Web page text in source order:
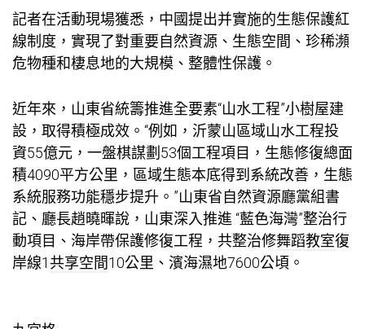
記者在活動現場獲悉，中國提出并實施的生態保護紅
線制度，實現了對重要自然資源、生態空間、珍稀瀕
危物種和棲息地的大規模、整體性保護。
近年來，山東省統籌推進全要素“山水工程”小樹屋建
設，取得積極成效。“例如，沂蒙山區域山水工程投
資55億元，一盤棋謀劃53個工程項目，生態修復總面
積4090平方公里，區域生態本底得到系統改善，生態
系統服務功能穩步提升。”山東省自然資源廳黨組書
記、廳長趙曉暉說，山東深入推進 “藍色海灣”整治行
動項目、海岸帶保護修復工程，共整治修舞蹈教室復
岸線1共享空間10公里、濱海濕地7600公頃。